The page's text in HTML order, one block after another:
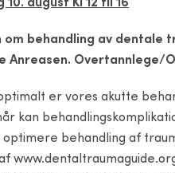
10. august Kl 12 til 16
om behandling av dentale
Anreasen. Overtannlege/
er vores akutte
kan
optimere behandling af